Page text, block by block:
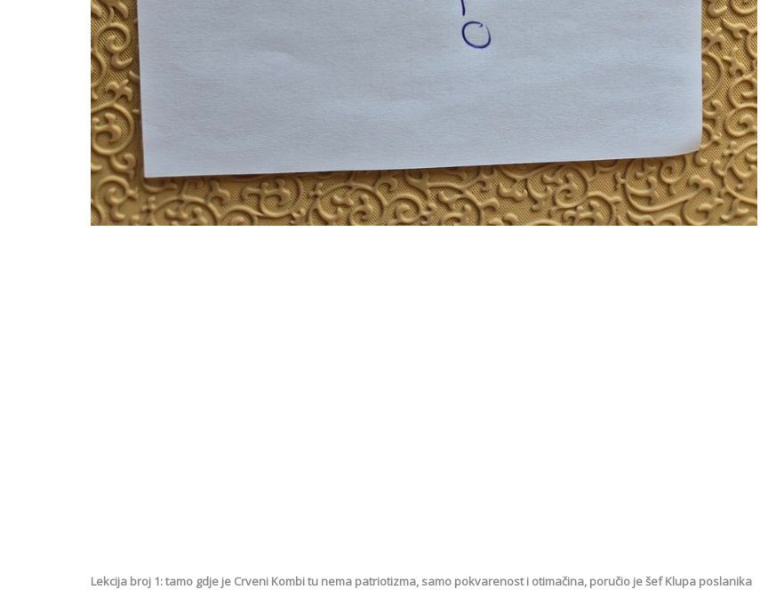
Lekcija broj 1: tamo gdje je Crveni Kombi tu nema patriotizma, samo pokvarenost i otimačina, poručio je šef Klupa poslanika